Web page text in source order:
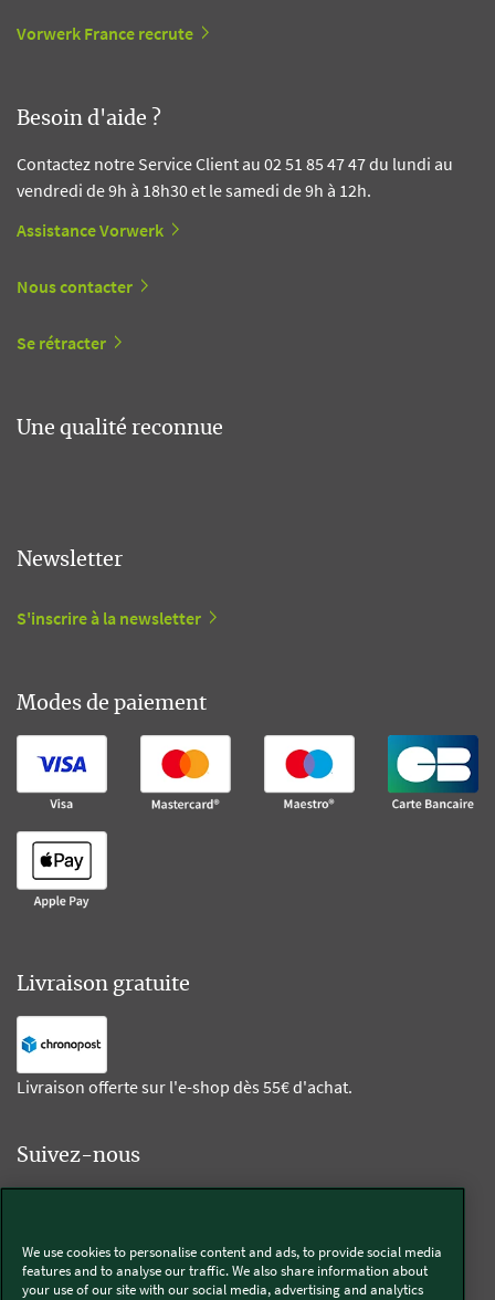
Vorwerk France recrute
Besoin d'aide ?
Contactez notre Service Client au 02 51 85 47 47 du lundi au
vendredi de 9h à 18h30 et le samedi de 9h à 12h.
Assistance Vorwerk
Nous contacter
Se rétracter
Une qualité reconnue
Newsletter
S'inscrire à la newsletter
Modes de paiement
Livraison gratuite
Livraison offerte sur l'e-shop dès 55€ d'achat.
Suivez-nous
We use cookies to personalise content and ads, to provide social media
features and to analyse our traffic. We also share information about
your use of our site with our social media, advertising and analytics